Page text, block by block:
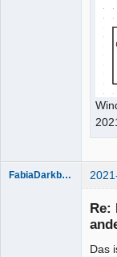
FabiaDarkblue
Re:
Das